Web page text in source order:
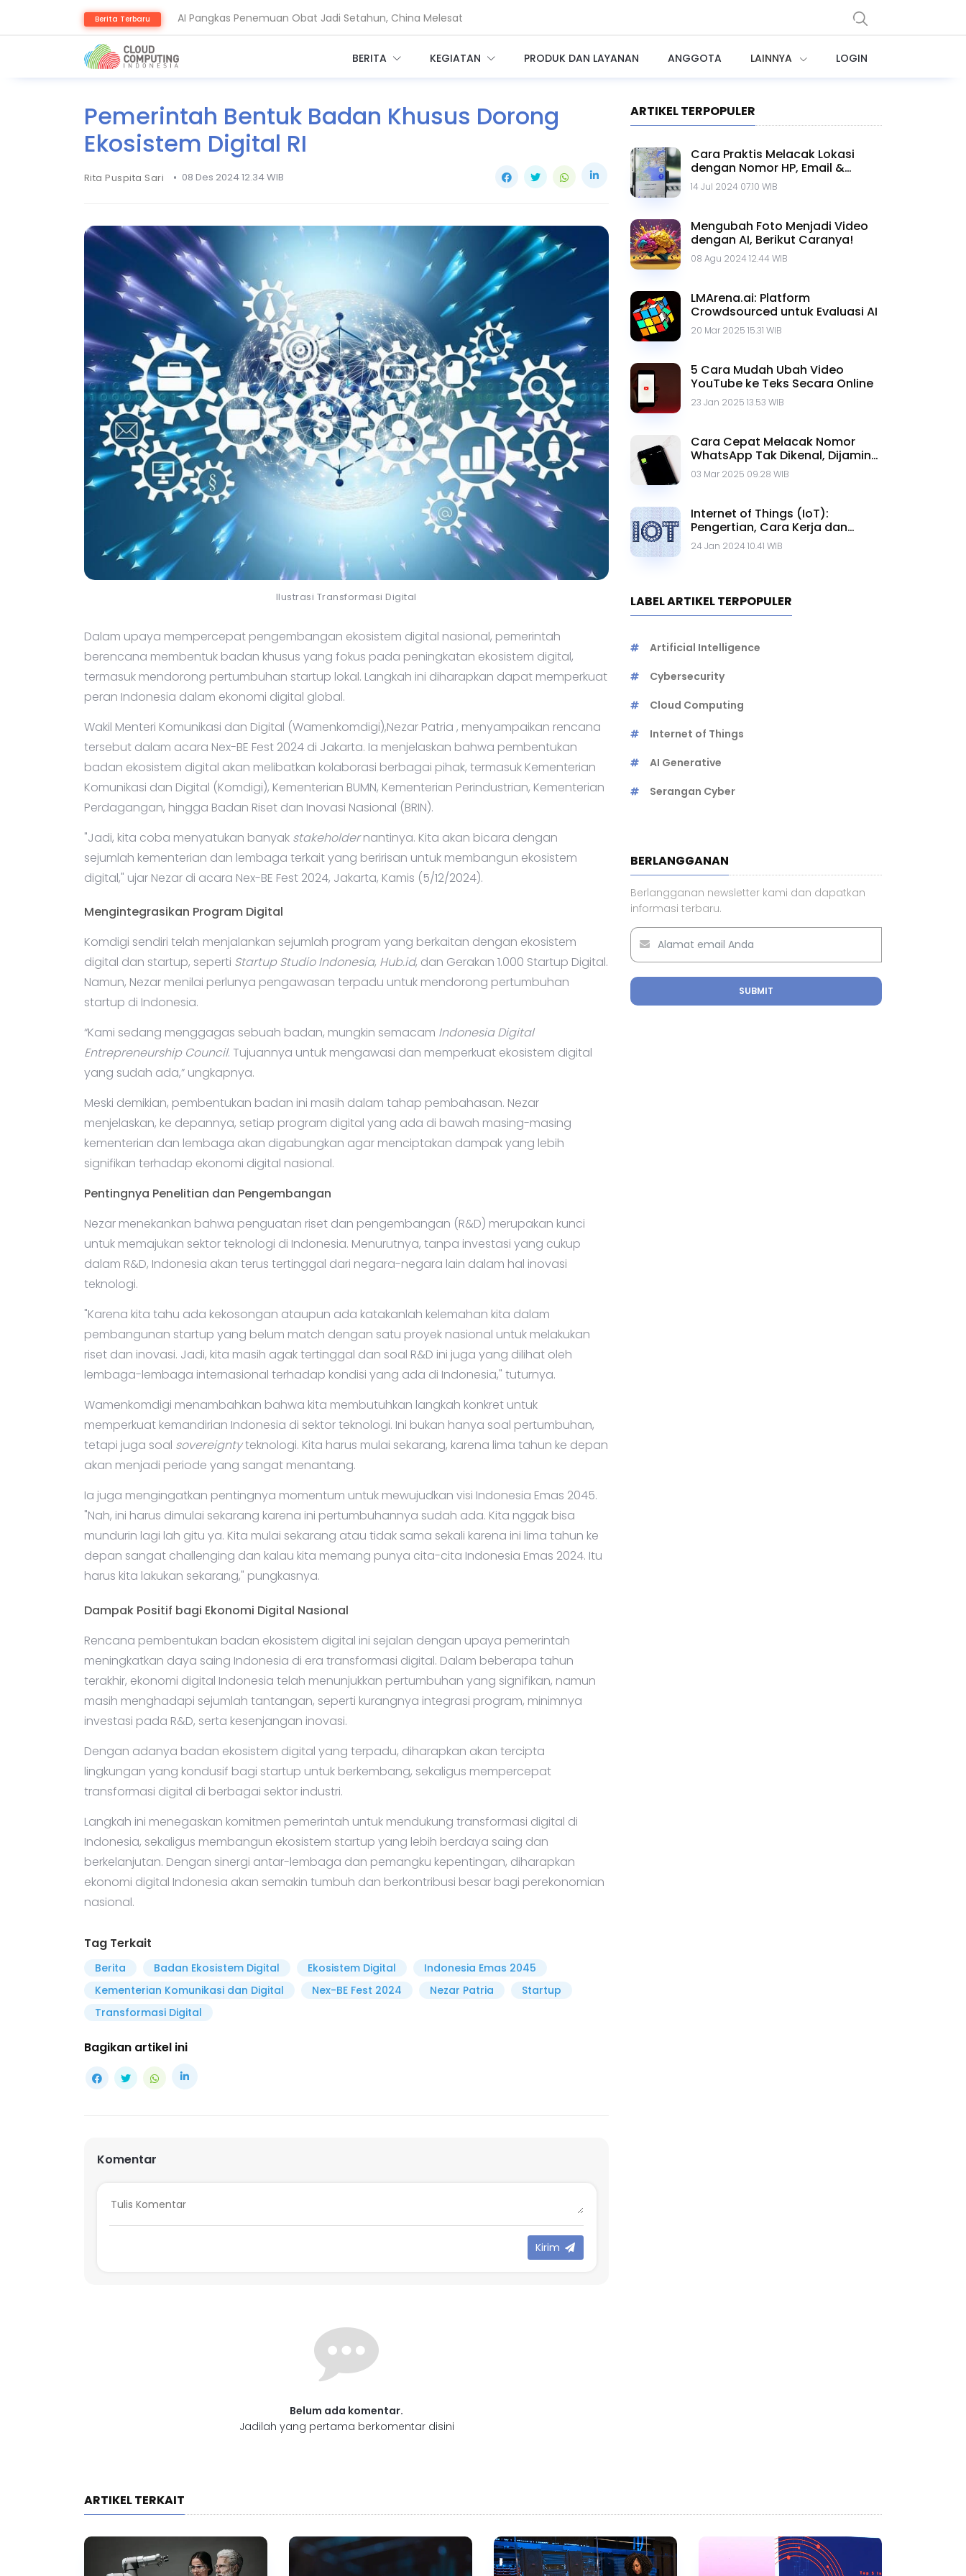
Berita Terbaru AI Pangkas Penemuan Obat Jadi Setahun, China Melesat
BeyondTrust Ungkap Bahaya Privileged Access bagi Perusahaan
BERITA KEGIATAN PRODUK DAN LAYANAN ANGGOTA LAINNYA LOGIN
Pemerintah Bentuk Badan Khusus Dorong
Ekosistem Digital RI
Rita Puspita Sari • 08 Des 2024 12.34 WIB
Ilustrasi Transformasi Digital
Dalam upaya mempercepat pengembangan ekosistem digital nasional, pemerintah
berencana membentuk badan khusus yang fokus pada peningkatan ekosistem digital,
termasuk mendorong pertumbuhan startup lokal. Langkah ini diharapkan dapat memperkuat
peran Indonesia dalam ekonomi digital global.
Wakil Menteri Komunikasi dan Digital (Wamenkomdigi),Nezar Patria , menyampaikan rencana
tersebut dalam acara Nex-BE Fest 2024 di Jakarta. Ia menjelaskan bahwa pembentukan
badan ekosistem digital akan melibatkan kolaborasi berbagai pihak, termasuk Kementerian
Komunikasi dan Digital (Komdigi), Kementerian BUMN, Kementerian Perindustrian, Kementerian
Perdagangan, hingga Badan Riset dan Inovasi Nasional (BRIN).
"Jadi, kita coba menyatukan banyak stakeholdernantinya. Kita akan bicara dengan
sejumlah kementerian dan lembaga terkait yang beririsan untuk membangun ekosistem
digital," ujar Nezar di acara Nex-BE Fest 2024, Jakarta, Kamis (5/12/2024).
Mengintegrasikan Program Digital
Komdigi sendiri telah menjalankan sejumlah program yang berkaitan dengan ekosistem
digital dan startup, seperti Startup Studio Indonesia, Hub.id, dan Gerakan 1.000 Startup Digital.
Namun, Nezar menilai perlunya pengawasan terpadu untuk mendorong pertumbuhan
startup di Indonesia.
“Kami sedang menggagas sebuah badan, mungkin semacam Indonesia Digital
Entrepreneurship Council. Tujuannya untuk mengawasi dan memperkuat ekosistem digital
yang sudah ada,” ungkapnya.
Meski demikian, pembentukan badan ini masih dalam tahap pembahasan. Nezar
menjelaskan, ke depannya, setiap program digital yang ada di bawah masing-masing
kementerian dan lembaga akan digabungkan agar menciptakan dampak yang lebih
signifikan terhadap ekonomi digital nasional.
Pentingnya Penelitian dan Pengembangan
Nezar menekankan bahwa penguatan riset dan pengembangan (R&D) merupakan kunci
untuk memajukan sektor teknologi di Indonesia. Menurutnya, tanpa investasi yang cukup
dalam R&D, Indonesia akan terus tertinggal dari negara-negara lain dalam hal inovasi
teknologi.
"Karena kita tahu ada kekosongan ataupun ada katakanlah kelemahan kita dalam
pembangunan startup yang belum match dengan satu proyek nasional untuk melakukan
riset dan inovasi. Jadi, kita masih agak tertinggal dan soal R&D ini juga yang dilihat oleh
lembaga-lembaga internasional terhadap kondisi yang ada di Indonesia," tuturnya.
Wamenkomdigi menambahkan bahwa kita membutuhkan langkah konkret untuk
memperkuat kemandirian Indonesia di sektor teknologi. Ini bukan hanya soal pertumbuhan,
tetapi juga soal sovereigntyteknologi. Kita harus mulai sekarang, karena lima tahun ke depan
akan menjadi periode yang sangat menantang.
Ia juga mengingatkan pentingnya momentum untuk mewujudkan visi Indonesia Emas 2045.
"Nah, ini harus dimulai sekarang karena ini pertumbuhannya sudah ada. Kita nggak bisa
mundurin lagi lah gitu ya. Kita mulai sekarang atau tidak sama sekali karena ini lima tahun ke
depan sangat challenging dan kalau kita memang punya cita-cita Indonesia Emas 2024. Itu
harus kita lakukan sekarang," pungkasnya.
Dampak Positif bagi Ekonomi Digital Nasional
Rencana pembentukan badan ekosistem digital ini sejalan dengan upaya pemerintah
meningkatkan daya saing Indonesia di era transformasi digital. Dalam beberapa tahun
terakhir, ekonomi digital Indonesia telah menunjukkan pertumbuhan yang signifikan, namun
masih menghadapi sejumlah tantangan, seperti kurangnya integrasi program, minimnya
investasi pada R&D, serta kesenjangan inovasi.
Dengan adanya badan ekosistem digital yang terpadu, diharapkan akan tercipta
lingkungan yang kondusif bagi startup untuk berkembang, sekaligus mempercepat
transformasi digital di berbagai sektor industri.
Langkah ini menegaskan komitmen pemerintah untuk mendukung transformasi digital di
Indonesia, sekaligus membangun ekosistem startup yang lebih berdaya saing dan
berkelanjutan. Dengan sinergi antar-lembaga dan pemangku kepentingan, diharapkan
ekonomi digital Indonesia akan semakin tumbuh dan berkontribusi besar bagi perekonomian
nasional.
Tag Terkait
Berita Badan Ekosistem Digital Ekosistem Digital
Indonesia Emas 2045
Kementerian Komunikasi dan Digital
Nex-BE Fest 2024 Nezar Patria
Startup
Transformasi Digital
Bagikan artikel ini
Komentar
Kirim
Belum ada komentar.
Jadilah yang pertama berkomentar disini
ARTIKEL TERPOPULER
Cara Praktis Melacak Lokasi
dengan Nomor HP, Email &
Google Maps
14 Jul 2024 07.10 WIB
Mengubah Foto Menjadi Video
dengan AI, Berikut Caranya!
08 Agu 2024 12.44 WIB
LMArena.ai: Platform
Crowdsourced untuk Evaluasi AI
20 Mar 2025 15.31 WIB
5 Cara Mudah Ubah Video
YouTube ke Teks Secara Online
23 Jan 2025 13.53 WIB
Cara Cepat Melacak Nomor
WhatsApp Tak Dikenal, Dijamin
Ampuh!
03 Mar 2025 09.28 WIB
Internet of Things (IoT):
Pengertian, Cara Kerja dan
Contohnya
24 Jan 2024 10.41 WIB
LABEL ARTIKEL TERPOPULER
Artificial Intelligence
Cybersecurity
Cloud Computing
Internet of Things
AI Generative
Serangan Cyber
BERLANGGANAN
Berlangganan newsletter kami dan dapatkan
informasi terbaru.
SUBMIT
ARTIKEL TERKAIT